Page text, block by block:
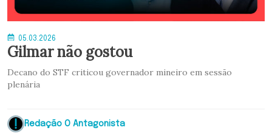
05.03.2026
Gilmar não gostou
Decano do STF criticou governador mineiro em sessão
plenária
Redação O Antagonista